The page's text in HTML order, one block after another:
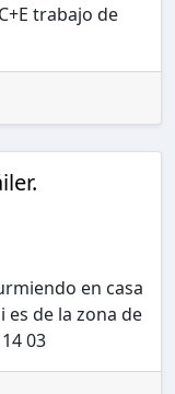
trabajo de
en casa
de la zona de
03